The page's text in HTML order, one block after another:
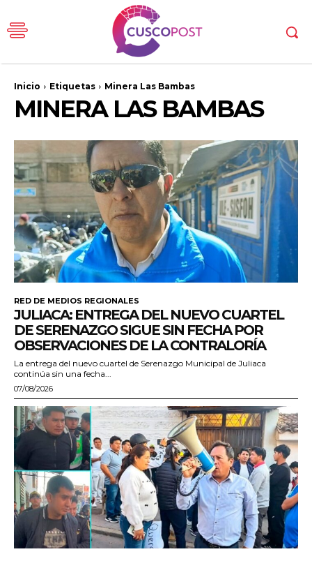
Inicio Etiquetas Minera Las Bambas
MINERA LAS BAMBAS
RED DE MEDIOS REGIONALES
JULIACA: ENTREGA DEL NUEVO CUARTEL
DE SERENAZGO SIGUE SIN FECHA POR
OBSERVACIONES DE LA CONTRALORÍA
La entrega del nuevo cuartel de Serenazgo Municipal de Juliaca
continúa sin una fecha...
07/08/2026